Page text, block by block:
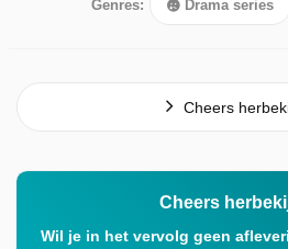
Genres: Drama series
Cheers
Cheers
Wil je in het vervolg geen